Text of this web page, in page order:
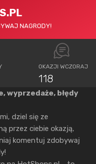
NAGRODY!
OKAZJI WCZORAJ
118
wyprzedaże, błędy
dziel się ze
przez ciebie okazją,
komentuj zdobywaj